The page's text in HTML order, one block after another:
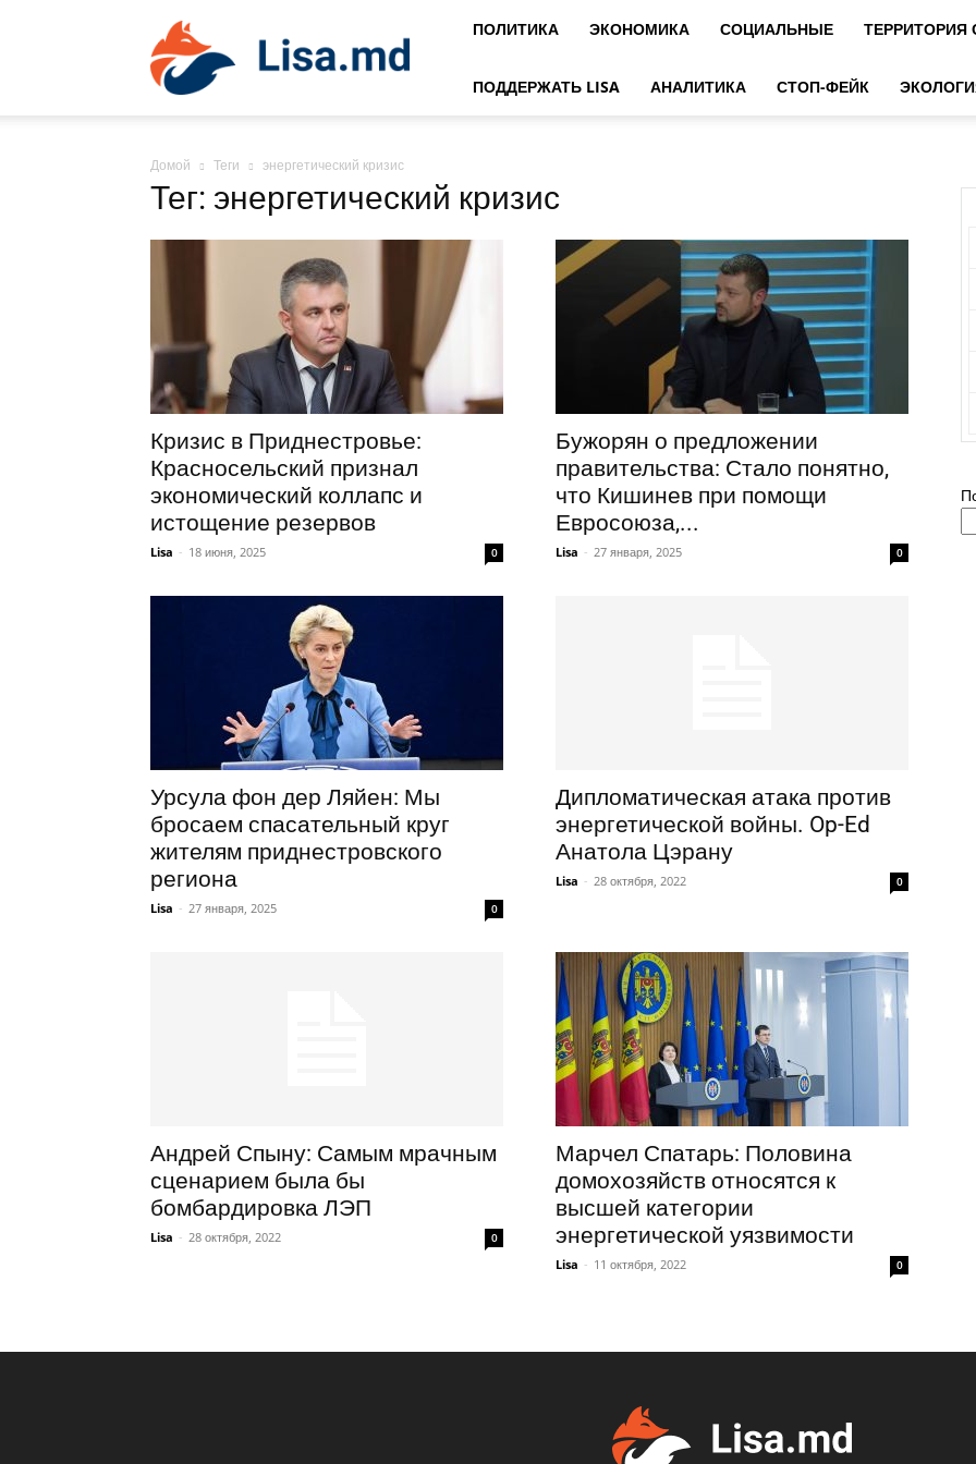
ПОЛИТИКА ЭКОНОМИКА СОЦИАЛЬНЫЕ
ПОДДЕРЖАТЬ LISA АНАЛИТИКА СТОП-ФЕЙК
Домой Теги энергетический кризис
Тег: энергетический кризис
Кризис в Приднестровье:
Красносельский признал
экономический коллапс и
истощение резервов
Lisa - 18 июня, 2025 0
Бужорян о предложении
правительства: Стало понятно,
что Кишинев при помощи
Евросоюза,...
Lisa - 27 января, 2025 0
Урсула фон дер Ляйен: Мы
бросаем спасательный круг
жителям приднестровского
региона
Lisa - 27 января, 2025 0
Дипломатическая атака против
энергетической войны. Op-Ed
Анатола Цэрану
Lisa - 28 октября, 2022 0
Андрей Спыну: Самым мрачным
сценарием была бы
бомбардировка ЛЭП
Lisa - 28 октября, 2022 0
Марчел Спатарь: Половина
домохозяйств относятся к
высшей категории
энергетической уязвимости
Lisa - 11 октября, 2022 0